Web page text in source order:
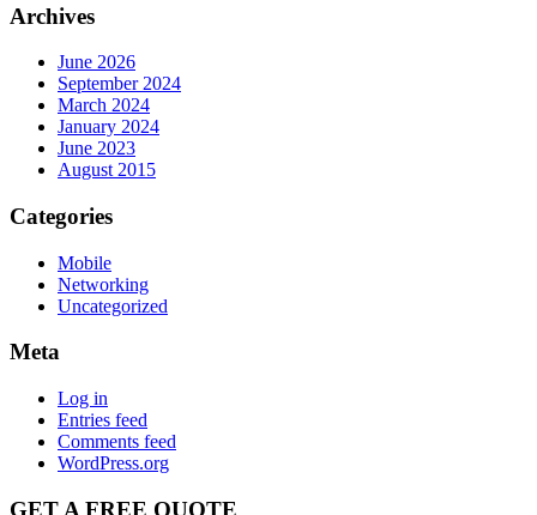
Archives
June 2026
September 2024
March 2024
January 2024
June 2023
August 2015
Categories
Mobile
Networking
Uncategorized
Meta
Log in
Entries feed
Comments feed
WordPress.org
GET A FREE QUOTE